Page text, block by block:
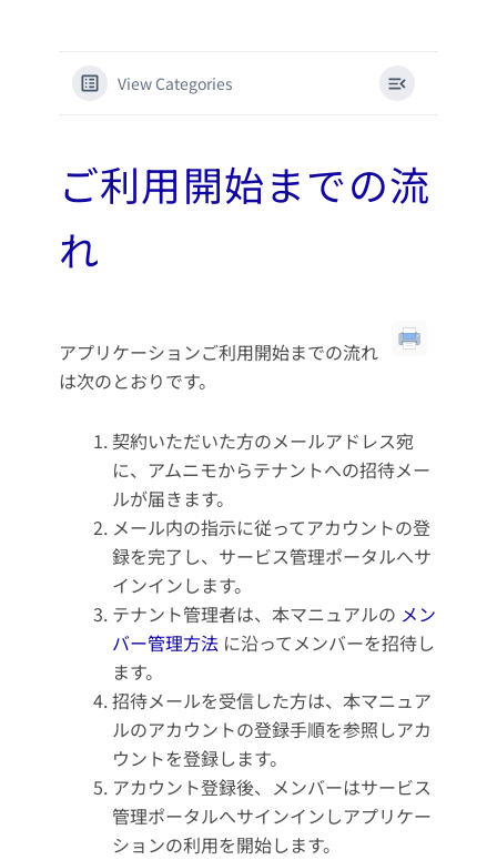
View Categories
ご利用開始までの流
れ
アプリケーションご利用開始までの流れ
は次のとおりです。
契約いただいた方のメールアドレス宛
に、アムニモからテナントへの招待メー
ルが届きます。
メール内の指示に従ってアカウントの登
録を完了し、サービス管理ポータルへサ
インインします。
テナント管理者は、本マニュアルの メン
バー管理方法に沿ってメンバーを招待し
ます。
招待メールを受信した方は、本マニュア
ルのアカウントの登録手順を参照しアカ
ウントを登録します。
アカウント登録後、メンバーはサービス
管理ポータルへサインインしアプリケー
ションの利用を開始します。